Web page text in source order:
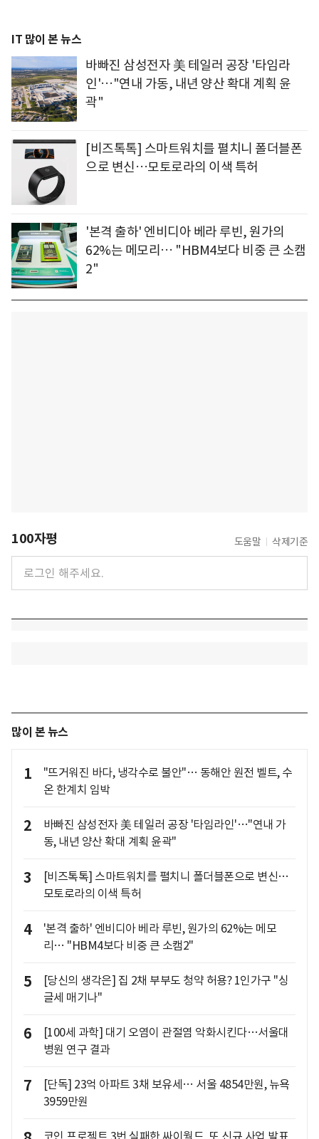
IT 많이 본 뉴스
바빠진 삼성전자 美 테일러 공장 '타임라
인'…"연내 가동, 내년 양산 확대 계획 윤
곽"
[비즈톡톡] 스마트워치를 펼치니 폴더블폰
으로 변신…모토로라의 이색 특허
'본격 출하' 엔비디아 베라 루빈, 원가의
62%는 메모리… "HBM4보다 비중 큰 소캠
2"
100자평 도움말 삭제기준
많이 본 뉴스
1
"뜨거워진 바다, 냉각수로 불안"… 동해안 원전 벨트, 수
온 한계치 임박
2
바빠진 삼성전자 美 테일러 공장 '타임라인'…"연내 가
동, 내년 양산 확대 계획 윤곽"
3
[비즈톡톡] 스마트워치를 펼치니 폴더블폰으로 변신…
모토로라의 이색 특허
4
'본격 출하' 엔비디아 베라 루빈, 원가의 62%는 메모
리… "HBM4보다 비중 큰 소캠2"
5
[당신의 생각은] 집 2채 부부도 청약 허용? 1인가구 "싱
글세 매기나"
6
[100세 과학] 대기 오염이 관절염 악화시킨다…서울대
병원 연구 결과
7
[단독] 23억 아파트 3채 보유세… 서울 4854만원, 뉴욕
3959만원